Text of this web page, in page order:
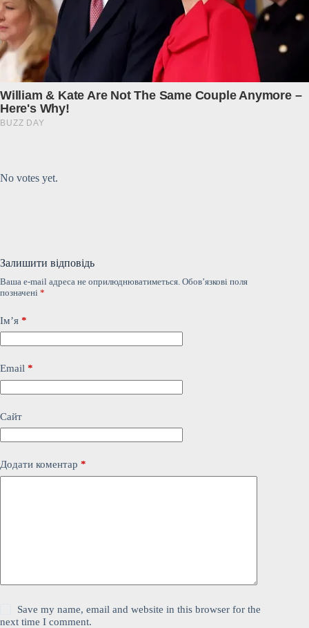
No votes yet.
Залишити відповідь
Ваша e-mail адреса не оприлюднюватиметься. Обов’язкові поля
позначені *
Ім’я *
Email *
Сайт
Додати коментар *
Save my name, email and website in this browser for the
next time I comment.